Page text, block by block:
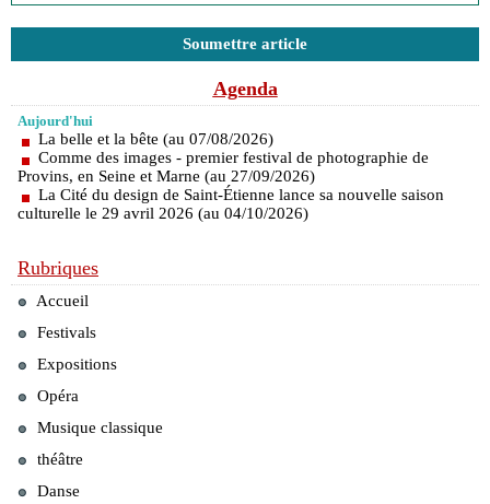
Soumettre article
Agenda
Aujourd'hui
La belle et la bête (au 07/08/2026)
Comme des images - premier festival de photographie de
Provins, en Seine et Marne (au 27/09/2026)
La Cité du design de Saint-Étienne lance sa nouvelle saison
culturelle le 29 avril 2026 (au 04/10/2026)
Rubriques
Accueil
Festivals
Expositions
Opéra
Musique classique
théâtre
Danse